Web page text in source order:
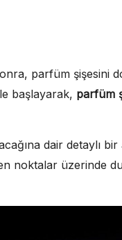
parfüm şişesini
başlayarak, parfüm
dair detaylı
noktalar üzerinde